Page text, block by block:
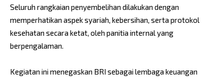
Seluruh rangkaian penyembelihan dilakukan dengan
memperhatikan aspek syariah, kebersihan, serta protokol
kesehatan secara ketat, oleh panitia internal yang
berpengalaman.
Kegiatan ini menegaskan BRI sebagai lembaga keuangan